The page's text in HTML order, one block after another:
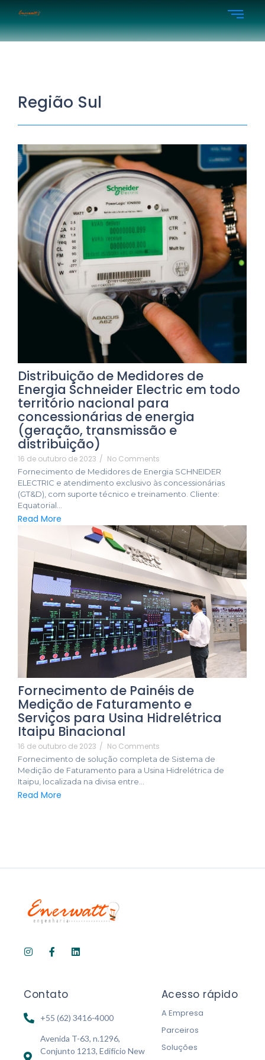
Região Sul
Distribuição de Medidores de
Energia Schneider Electric em todo
território nacional para
concessionárias de energia
(geração, transmissão e
distribuição)
16 de outubro de 2023 / No Comments
Fornecimento de Medidores de Energia SCHNEIDER
ELECTRIC e atendimento exclusivo às concessionárias
(GT&D), com suporte técnico e treinamento. Cliente:
Equatorial...
Read More
Fornecimento de Painéis de
Medição de Faturamento e
Serviços para Usina Hidrelétrica
Itaipu Binacional
16 de outubro de 2023 / No Comments
Fornecimento de solução completa de Sistema de
Medição de Faturamento para a Usina Hidrelétrica de
Itaipu, localizada na divisa entre...
Read More
Contato
+55 (62) 3416-4000
Avenida T-63, n.1296,
Conjunto 1213, Edifício New
Acesso rápido
A Empresa
Parceiros
Soluções